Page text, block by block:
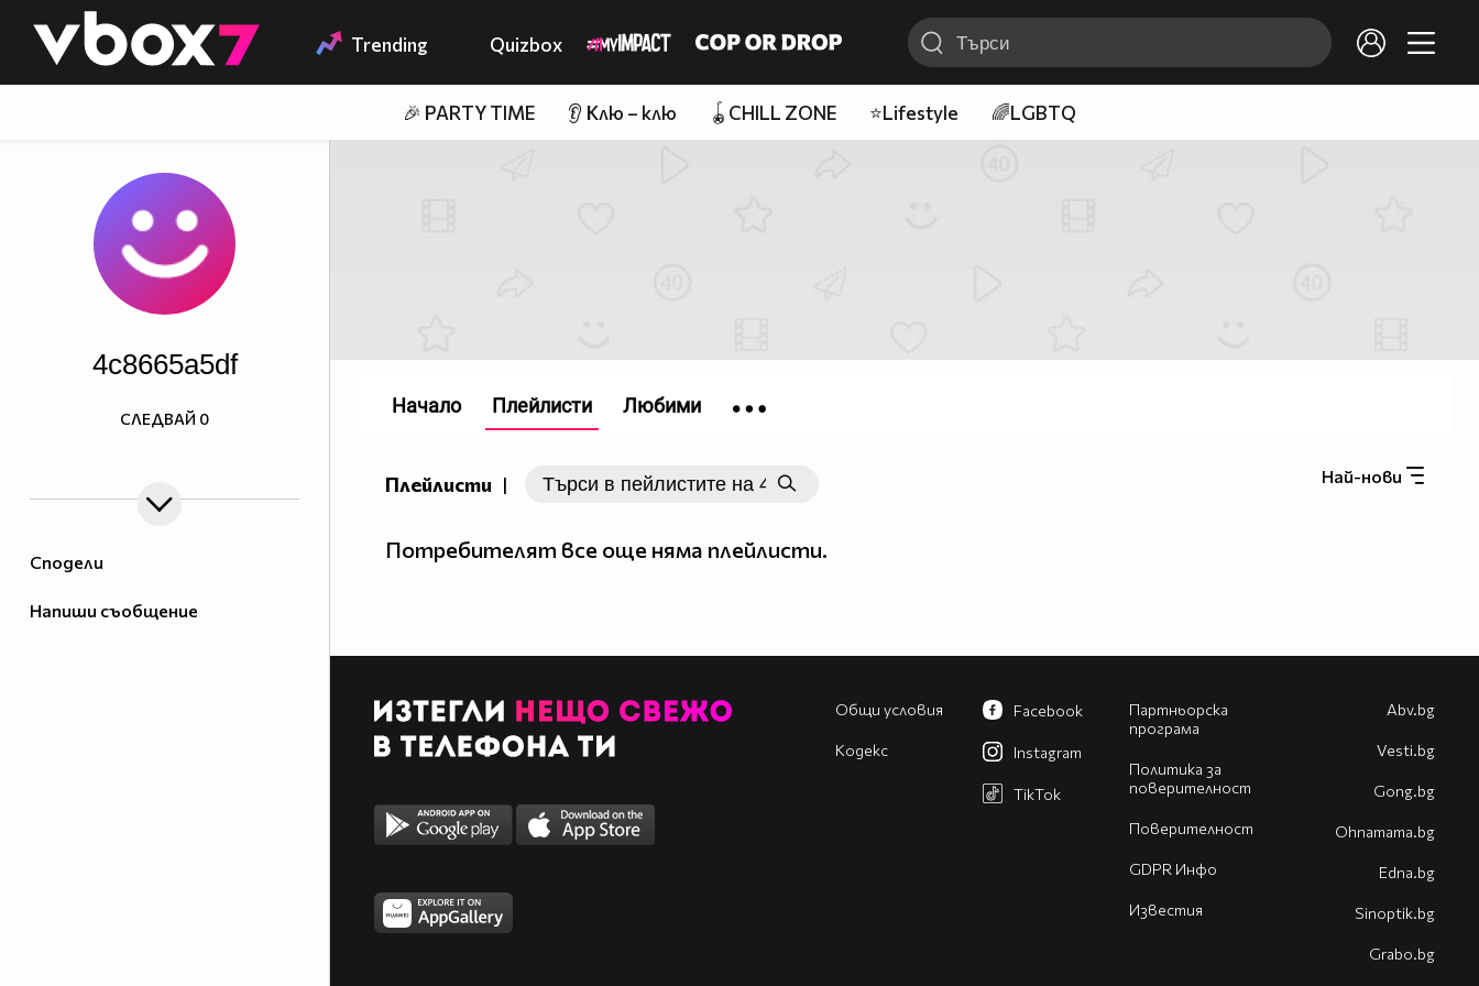
👾 Trending Quizbox
🎉 PARTY TIME 👂 Клю – клю 🪀CHILL ZONE ⭐Lifestyle 🌈LGBTQ
Сподели
Напиши съобщение
4c8665a5df
СЛЕДВАЙ 0
Плейлисти | Най-нови
Потребителят все още няма плейлисти.
Начало Плейлисти Любими
Общи условия
Кодекс
Партньорска
програма
Политика за
поверителност
Поверителност
GDPR Инфо
Известия
Facebook
Instagram
TikTok
Abv.bg
Vesti.bg
Gong.bg
Оhnamama.bg
Edna.bg
Sinoptik.bg
Grabo.bg